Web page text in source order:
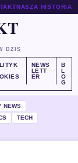
NASZA HISTORIA
DZIS
NEWS
LETT
ER
B
L
O
G
NEWS
TECH